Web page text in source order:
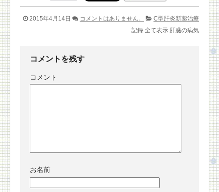
2015年4月14日 コメントはありません。
C型肝炎新薬治療
記録 全て表示 肝臓の病気
コメントを残す
コメント
お名前